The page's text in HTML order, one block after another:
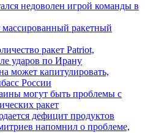
недоволен игрой команды в
ракетный
ракет Patriot,
ударов по Ирану
может капитулировать,
России
могут быть проблемы с
ракет
дефицит продуктов
напомнил о проблеме,